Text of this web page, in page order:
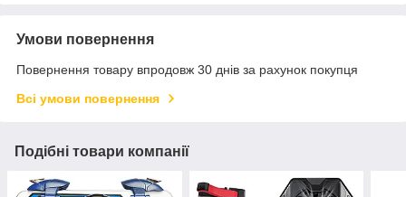
Умови повернення
Повернення товару впродовж 30 днів за рахунок покупця
Всі умови повернення
Подібні товари компанії